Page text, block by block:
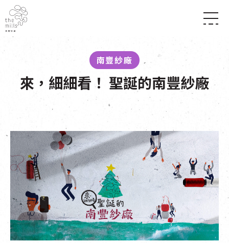
媒體中心
南豐店堂
商店
所有活動
展覽
導賞團
體驗
活化與保育
走進南豐紗廠
CHAT六廠
南豐作坊
其他體驗
到訪我們
開放時間及位置
穿梭巴士服務
停車場
NF TOUCH
EN|簡
南豐紗廠
來，細細看！ 聖誕的南豐紗廠